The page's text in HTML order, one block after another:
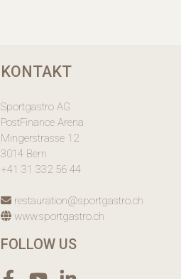
KONTAKT
Sportgastro AG
PostFinance Arena
Mingerstrasse 12
3014 Bern
+41 31 332 56 44
restauration@sportgastro.ch
www.sportgastro.ch
FOLLOW US